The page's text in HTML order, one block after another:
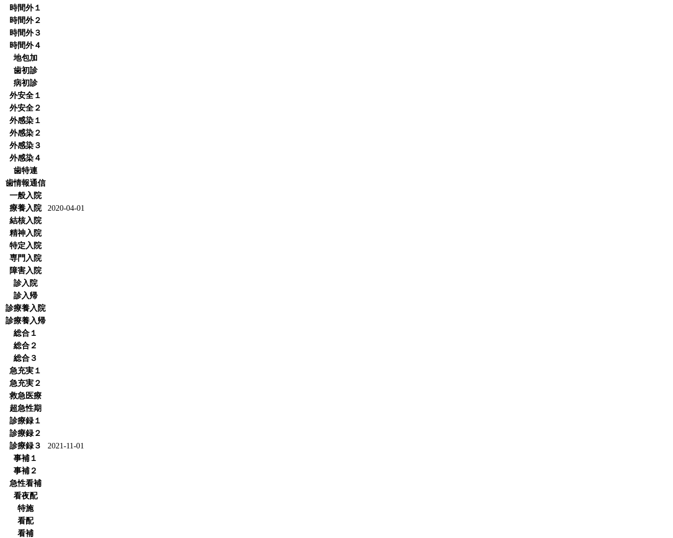
時間外１
時間外２
時間外３
時間外４
地包加
歯初診
病初診
外安全１
外安全２
外感染１
外感染２
外感染３
外感染４
歯特連
歯情報通信
一般入院
療養入院
2020-04-01
結核入院
精神入院
特定入院
専門入院
障害入院
診入院
診入帰
診療養入院
診療養入帰
総合１
総合２
総合３
急充実１
急充実２
救急医療
超急性期
診療録１
診療録２
診療録３
2021-11-01
事補１
事補２
急性看補
看夜配
特施
看配
看補